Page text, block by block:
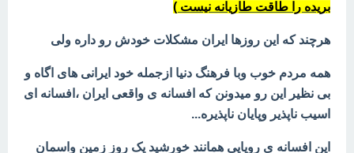
بریده را طاقت طازیانه نیست )
هرچند که این روزها ایران مشکلات خودش رو داره ولی
همه مردم خوب وبا فرهنگ دنیا ازجمله خود ایرانی های اگاه و
بی نظیر این رو میدونن که افسانه ی واقعی ایران ،افسانه ای
اسیب ناپذیر وپایان ناپذیره...
این افسانه ی رویایی همانند خورشید یک روز زمین واسمان